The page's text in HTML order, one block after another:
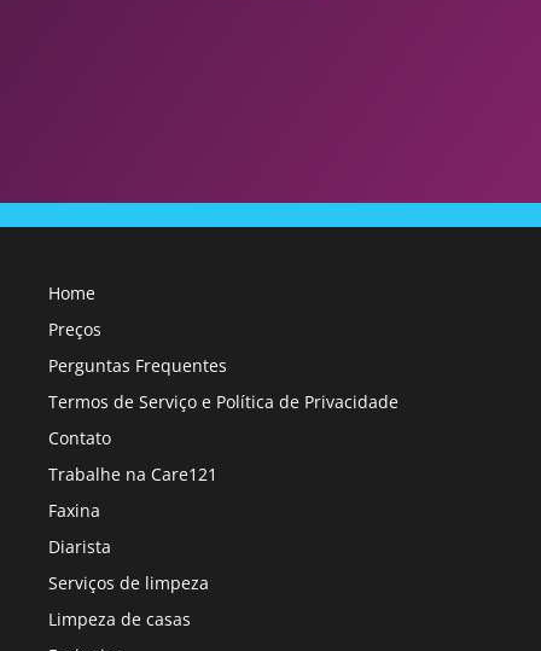
Home
Preços
Perguntas Frequentes
Termos de Serviço e Política de Privacidade
Contato
Trabalhe na Care121
Faxina
Diarista
Serviços de limpeza
Limpeza de casas